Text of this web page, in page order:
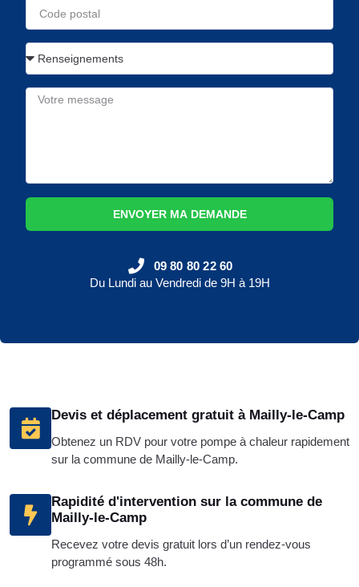
Devis et déplacement gratuit à Mailly-le-Camp
Obtenez un RDV pour votre pompe à chaleur rapidement
sur la commune de Mailly-le-Camp.
Rapidité d'intervention sur la commune de
Mailly-le-Camp
Recevez votre devis gratuit lors d’un rendez-vous
programmé sous 48h.
ENVOYER MA DEMANDE
09 80 80 22 60
Du Lundi au Vendredi de 9H à 19H